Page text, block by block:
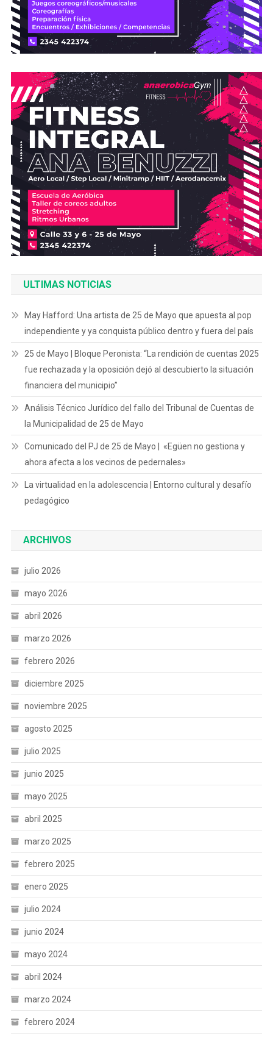
ULTIMAS NOTICIAS
May Hafford: Una artista de 25 de Mayo que apuesta al pop
independiente y ya conquista público dentro y fuera del país
25 de Mayo | Bloque Peronista: “La rendición de cuentas 2025
fue rechazada y la oposición dejó al descubierto la situación
financiera del municipio”
Análisis Técnico Jurídico del fallo del Tribunal de Cuentas de
la Municipalidad de 25 de Mayo
Comunicado del PJ de 25 de Mayo | «Egüen no gestiona y
ahora afecta a los vecinos de pedernales»
La virtualidad en la adolescencia | Entorno cultural y desafío
pedagógico
ARCHIVOS
julio 2026
mayo 2026
abril 2026
marzo 2026
febrero 2026
diciembre 2025
noviembre 2025
agosto 2025
julio 2025
junio 2025
mayo 2025
abril 2025
marzo 2025
febrero 2025
enero 2025
julio 2024
junio 2024
mayo 2024
abril 2024
marzo 2024
febrero 2024